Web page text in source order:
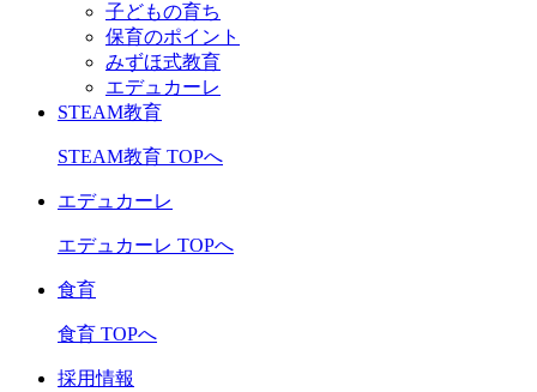
子どもの育ち
保育のポイント
みずほ式教育
エデュカーレ
STEAM教育
STEAM教育 TOPへ
エデュカーレ
エデュカーレ TOPへ
食育
食育 TOPへ
採用情報